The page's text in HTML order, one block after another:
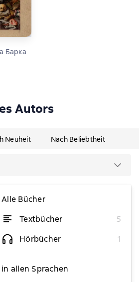
Барка
основе 5 оценок
Autors
Neuheit Nach Beliebtheit
Alle Bücher
Textbücher
5
Hörbücher
1
in allen Sprachen
von 2,65 €
Агентства